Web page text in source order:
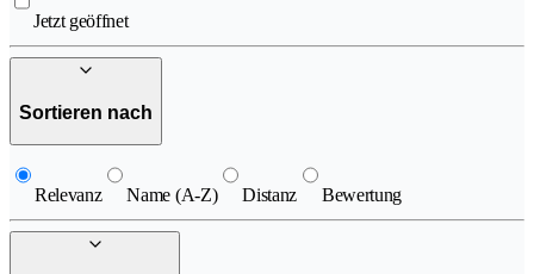
Jetzt geöffnet
Sortieren nach
Relevanz Name (A-Z) Distanz Bewertung